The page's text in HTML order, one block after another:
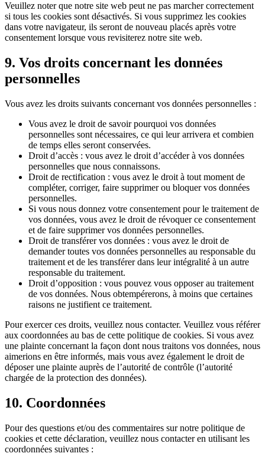
Veuillez noter que notre site web peut ne pas marcher correctement
si tous les cookies sont désactivés. Si vous supprimez les cookies
dans votre navigateur, ils seront de nouveau placés après votre
consentement lorsque vous revisiterez notre site web.
9. Vos droits concernant les données
personnelles
Vous avez les droits suivants concernant vos données personnelles :
Vous avez le droit de savoir pourquoi vos données
personnelles sont nécessaires, ce qui leur arrivera et combien
de temps elles seront conservées.
Droit d’accès : vous avez le droit d’accéder à vos données
personnelles que nous connaissons.
Droit de rectification : vous avez le droit à tout moment de
compléter, corriger, faire supprimer ou bloquer vos données
personnelles.
Si vous nous donnez votre consentement pour le traitement de
vos données, vous avez le droit de révoquer ce consentement
et de faire supprimer vos données personnelles.
Droit de transférer vos données : vous avez le droit de
demander toutes vos données personnelles au responsable du
traitement et de les transférer dans leur intégralité à un autre
responsable du traitement.
Droit d’opposition : vous pouvez vous opposer au traitement
de vos données. Nous obtempérerons, à moins que certaines
raisons ne justifient ce traitement.
Pour exercer ces droits, veuillez nous contacter. Veuillez vous référer
aux coordonnées au bas de cette politique de cookies. Si vous avez
une plainte concernant la façon dont nous traitons vos données, nous
aimerions en être informés, mais vous avez également le droit de
déposer une plainte auprès de l’autorité de contrôle (l’autorité
chargée de la protection des données).
10. Coordonnées
Pour des questions et/ou des commentaires sur notre politique de
cookies et cette déclaration, veuillez nous contacter en utilisant les
coordonnées suivantes :